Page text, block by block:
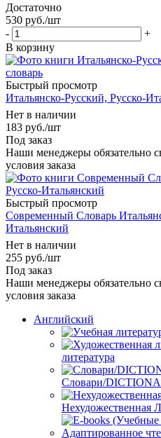
Достаточно
530 руб./шт
-
+
В корзину
Быстрый просмотр
Итальянско-Русский, Русско-
Нет в наличии
183 руб./шт
Под заказ
Наши менеджеры обязательно
условия заказа
Быстрый просмотр
Современный Словарь
Итальянский
Нет в наличии
255 руб./шт
Под заказ
Наши менеджеры обязательно
условия заказа
Английский
литература
Словари/
Нехудожественная